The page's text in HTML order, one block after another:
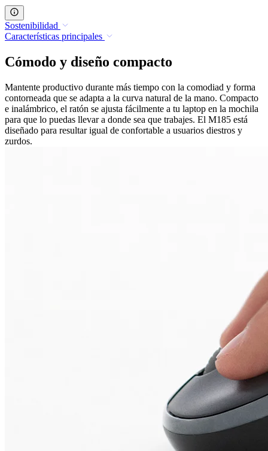
Sostenibilidad
Características principales
Cómodo y diseño compacto
Mantente productivo durante más tiempo con la comodiad y forma
contorneada que se adapta a la curva natural de la mano. Compacto
e inalámbrico, el ratón se ajusta fácilmente a tu laptop en la mochila
para que lo puedas llevar a donde sea que trabajes. El M185 está
diseñado para resultar igual de confortable a usuarios diestros y
zurdos.